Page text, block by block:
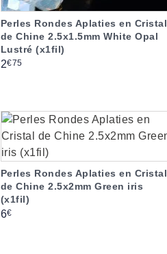
Perles Rondes Aplaties en Cristal
de Chine 2.5x1.5mm White Opal
Lustré (x1fil)
Prix
2€75
Perles Rondes Aplaties en Cristal
de Chine 2.5x2mm Green iris
(x1fil)
Prix
6€